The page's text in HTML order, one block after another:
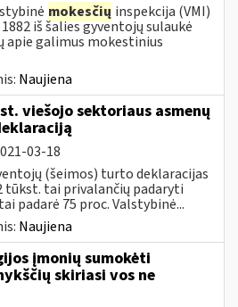
mokesčių inspekcija (VMI)
iš šalies gyventojų sulaukė
apie galimus mokestinius
Naujiena
viešojo sektoriaus asmenų
03-18
(šeimos) turto deklaracijas
tūkst. tai privalančių padaryti
padarė 75 proc. Valstybinė...
Naujiena
įmonių sumokėti
skiriasi vos ne